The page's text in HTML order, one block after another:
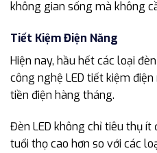
không gian sống mà không
Tiết Kiệm Điện Năng
Hiện nay, hầu hết các loại
công nghệ LED tiết kiệm
tiền điện hàng tháng.
Đèn LED không chỉ tiêu thụ ít
tuổi thọ cao hơn so với các